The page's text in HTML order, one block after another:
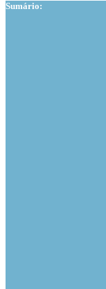
Sumário: